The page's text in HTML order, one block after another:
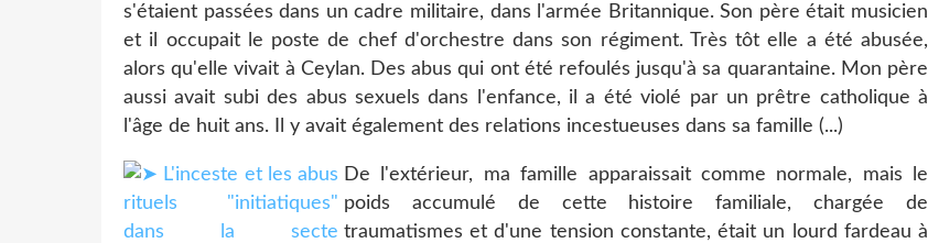
s'étaient passées dans un cadre militaire, dans l'armée Britannique. Son père était musicien
et il occupait le poste de chef d'orchestre dans son régiment. Très tôt elle a été abusée,
alors qu'elle vivait à Ceylan. Des abus qui ont été refoulés jusqu'à sa quarantaine. Mon père
aussi avait subi des abus sexuels dans l'enfance, il a été violé par un prêtre catholique à
l'âge de huit ans. Il y avait également des relations incestueuses dans sa famille (...)
De l'extérieur, ma famille apparaissait comme normale, mais le
poids accumulé de cette histoire familiale, chargée de
traumatismes et d'une tension constante, était un lourd fardeau à